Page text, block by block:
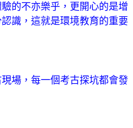
的不亦樂乎，更開心的是增
識，這就是環境教育的重要
場，每一個考古探坑都會發